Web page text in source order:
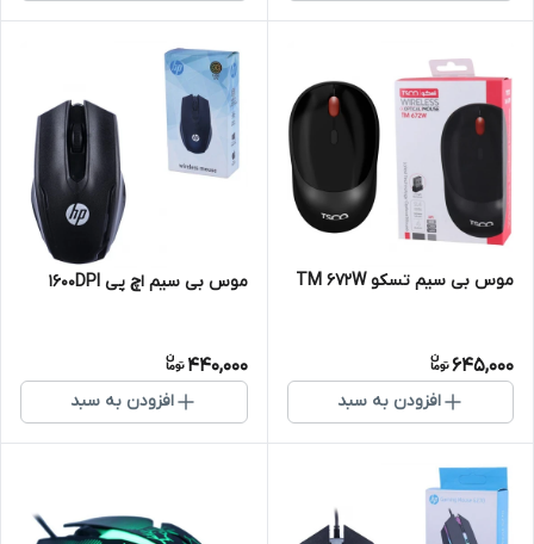
موس بی سیم تسکو TM 672W
645,000
افزودن به سبد
موس بی سیم اچ پی 1600DPI
440,000
افزودن به سبد